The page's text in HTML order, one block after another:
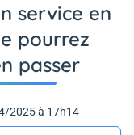
service en
pourrez
passer
2025 à 17h14